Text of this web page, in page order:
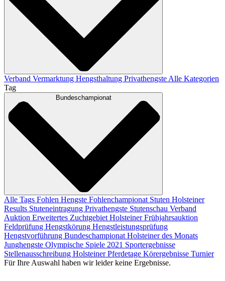
Verband Vermarktung Hengsthaltung PrivathengsteAlle Kategorien
Tag
Bundeschampionat
Alle Tags Fohlen Hengste Fohlenchampionat Stuten Holsteiner
Results Stuteneintragung Privathengste Stutenschau Verband
Auktion Erweitertes Zuchtgebiet Holsteiner Frühjahrsauktion
Feldprüfung Hengstkörung Hengstleistungsprüfung
Hengstvorführung Bundeschampionat Holsteiner des Monats
Junghengste Olympische Spiele 2021 Sportergebnisse
Stellenausschreibung Holsteiner Pferdetage Körergebnisse Turnier
Für Ihre Auswahl haben wir leider keine Ergebnisse.